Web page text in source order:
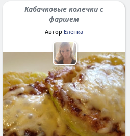
Кабачковые колечки с
фаршем
Автор Еленка